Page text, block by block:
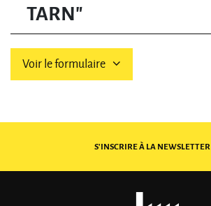
TARN"
Voir le formulaire
S'INSCRIRE À LA NEWSLETTER